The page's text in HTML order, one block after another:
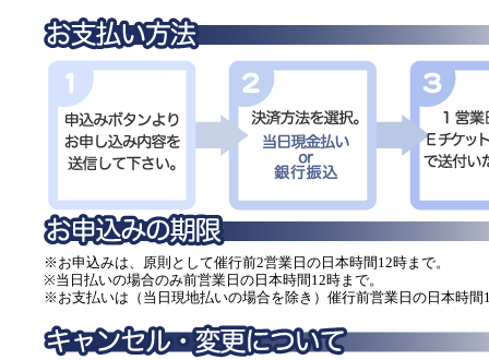
※お申込みは、原則として催行前2営業日の日本時間12時まで。
※当日払いの場合のみ前営業日の日本時間12時まで。
※お支払いは（当日現地払いの場合を除き）催行前営業日の日本時間